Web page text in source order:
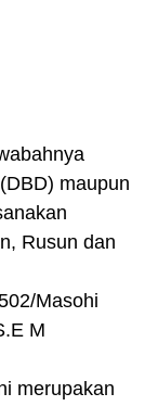
maupun
Rusun dan
Masohi
M
merupakan